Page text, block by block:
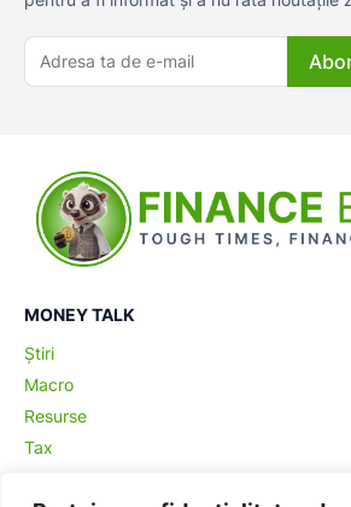
MONEY TALK
Știri
Macro
Resurse
Tax